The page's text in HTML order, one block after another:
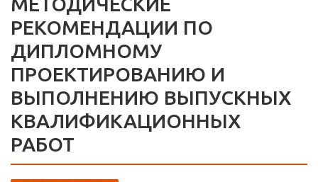
РЕКОМЕНДАЦИИ ПО
ДИПЛОМНОМУ
ПРОЕКТИРОВАНИЮ И
ВЫПОЛНЕНИЮ ВЫПУСКНЫХ
КВАЛИФИКАЦИОННЫХ
РАБОТ